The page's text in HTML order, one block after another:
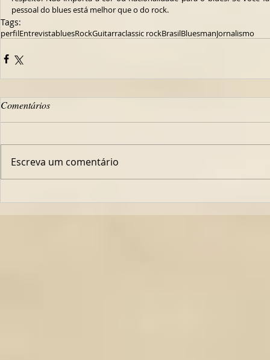
pessoal do blues está melhor que o do rock.
Tags:
perfilEntrevistabluesRockGuitarraclassic rockBrasilBluesmanJornalismo
Comentários
Escreva um comentário